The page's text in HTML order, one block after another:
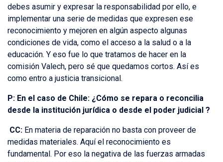
debes asumir y expresar la responsabilidad por ello, e
implementar una serie de medidas que expresen ese
reconocimiento y mejoren en algún aspecto algunas
condiciones de vida, como el acceso a la salud o a la
educación. Y eso fue lo que tratamos de hacer en la
comisión Valech, pero sé que quedamos cortos. Así es
como entro a justicia transicional.
P: En el caso de Chile: ¿Cómo se repara o reconcilia
desde la institución jurídica o desde el poder judicial ?
CC: En materia de reparación no basta con proveer de
medidas materiales. Aquí el reconocimiento es
fundamental. Por eso la negativa de las fuerzas armadas